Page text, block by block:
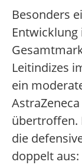
Besonders
Entwicklung
Leitindizes
ein
übertroffen.
die
doppelt